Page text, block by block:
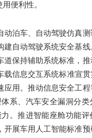
便利性。
动泊车、自动驾驶仿真
自动驾驶系统安全基
保持辅助系统标准，
载信息交互系统标准宣
用。推动信息安全工
系、汽车安全漏洞分类
。推进智能座舱功能评
展车用人工智能标准